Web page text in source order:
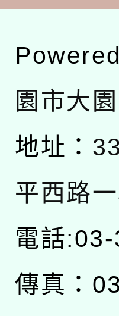
園市大
地址：
平西路
電話
傳真：